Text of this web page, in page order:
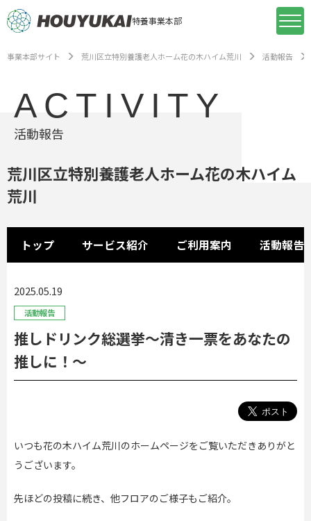
特養事業本部
事業本部サイト 荒川区立特別養護老人ホーム花の木ハイム荒川 活動報告
ACTIVITY
活動報告
荒川区立特別養護老人ホーム花の木ハイム
荒川
トップ サービス紹介 ご利用案内 活動報告
2025.05.19
活動報告
推しドリンク総選挙～清き一票をあなたの
推しに！～
いつも花の木ハイム荒川のホームページをご覧いただきありがと
うございます。
先ほどの投稿に続き、他フロアのご様子もご紹介。